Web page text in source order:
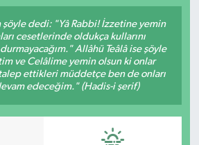
şöyle dedi: "Yâ Rabbi! İzzetine yemin
cesetlerinde oldukça kullarını
Allâhü Teâlâ ise şöyle
ve Celâlime yemin olsun ki onlar
ettikleri müddetçe ben de onları
edeceğim." (Hadis-i şerif)